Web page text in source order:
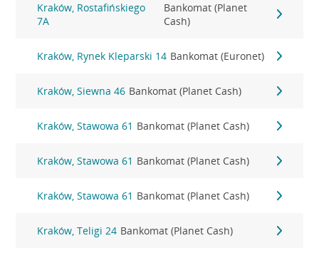
Kraków, Rostafińskiego
7A
Bankomat (Planet
Cash)
Kraków, Rynek Kleparski 14 Bankomat (Euronet)
Kraków, Siewna 46 Bankomat (Planet Cash)
Kraków, Stawowa 61 Bankomat (Planet Cash)
Kraków, Stawowa 61 Bankomat (Planet Cash)
Kraków, Stawowa 61 Bankomat (Planet Cash)
Kraków, Teligi 24 Bankomat (Planet Cash)